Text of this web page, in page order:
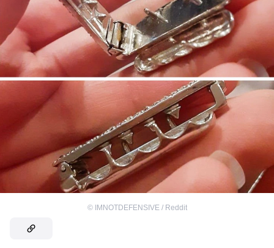
© IMNOTDEFENSIVE / Reddit